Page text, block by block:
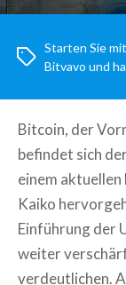
Starten Sie mit
Bitvavo und
Bitcoin, der
befindet sich
einem
Kaiko
Einführung der
weiter
verdeutlichen.